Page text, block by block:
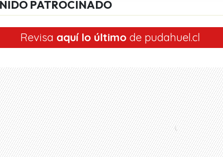
PATROCINADO
Revisa aquí lo último de pudahuel.cl